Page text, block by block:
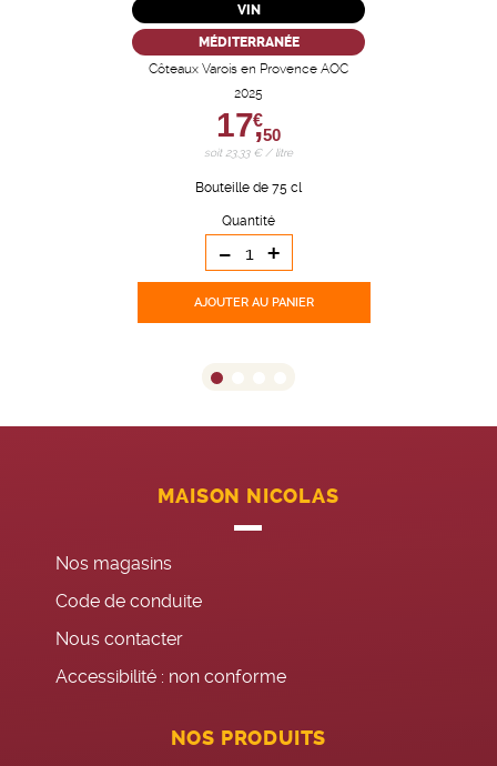
VIN
MÉDITERRANÉE
Côteaux Varois en Provence AOC
2025
17,
€
50
soit 23,33 € / litre
Bouteille de 75 cl
Quantité
- +
AJOUTER AU PANIER
MAISON NICOLAS
Nos magasins
Code de conduite
Nous contacter
Accessibilité : non conforme
NOS PRODUITS